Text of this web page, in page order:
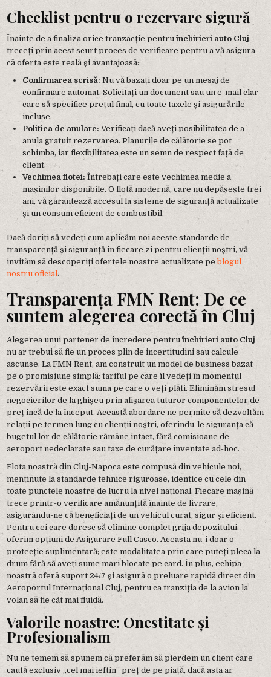
Checklist pentru o rezervare sigură
Înainte de a finaliza orice tranzacție pentruînchirieri auto Cluj,
treceți prin acest scurt proces de verificare pentru a vă asigura
că oferta este reală și avantajoasă:
Confirmarea scrisă: Nu vă bazați doar pe un mesaj de
confirmare automat. Solicitați un document sau un e-mail clar
care să specifice prețul final, cu toate taxele și asigurările
incluse.
Politica de anulare: Verificați dacă aveți posibilitatea de a
anula gratuit rezervarea. Planurile de călătorie se pot
schimba, iar flexibilitatea este un semn de respect față de
client.
Vechimea flotei: Întrebați care este vechimea medie a
mașinilor disponibile. O flotă modernă, care nu depășește trei
ani, vă garantează accesul la sisteme de siguranță actualizate
și un consum eficient de combustibil.
Dacă doriți să vedeți cum aplicăm noi aceste standarde de
transparență și siguranță în fiecare zi pentru clienții noștri, vă
invităm să descoperiți ofertele noastre actualizate peblogul
nostru oficial.
Transparența FMN Rent: De ce
suntem alegerea corectă în Cluj
Alegerea unui partener de încredere pentruînchirieri auto Cluj
nu ar trebui să fie un proces plin de incertitudini sau calcule
ascunse. La FMN Rent, am construit un model de business bazat
pe o promisiune simplă: tariful pe care îl vedeți în momentul
rezervării este exact suma pe care o veți plăti. Eliminăm stresul
negocierilor de la ghișeu prin afișarea tuturor componentelor de
preț încă de la început. Această abordare ne permite să dezvoltăm
relații pe termen lung cu clienții noștri, oferindu-le siguranța că
bugetul lor de călătorie rămâne intact, fără comisioane de
aeroport nedeclarate sau taxe de curățare inventate ad-hoc.
Flota noastră din Cluj-Napoca este compusă din vehicule noi,
menținute la standarde tehnice riguroase, identice cu cele din
toate punctele noastre de lucru la nivel național. Fiecare mașină
trece printr-o verificare amănunțită înainte de livrare,
asigurându-ne că beneficiați de un vehicul curat, sigur și eficient.
Pentru cei care doresc să elimine complet grija depozitului,
oferim opțiuni de Asigurare Full Casco. Aceasta nu-i doar o
protecție suplimentară; este modalitatea prin care puteți pleca la
drum fără să aveți sume mari blocate pe card. În plus, echipa
noastră oferă suport 24/7 și asigură o preluare rapidă direct din
Aeroportul Internațional Cluj, pentru ca tranziția de la avion la
volan să fie cât mai fluidă.
Valorile noastre: Onestitate și
Profesionalism
Nu ne temem să spunem că preferăm să pierdem un client care
caută exclusiv „cel mai ieftin” preț de pe piață, dacă asta ar